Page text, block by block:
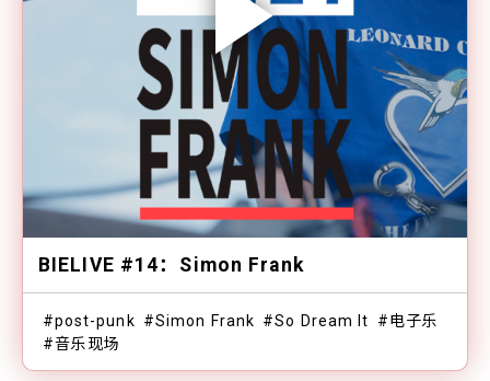
BIELIVE #14：Simon Frank
post-punk Simon Frank So Dream It
电子乐
音乐现场